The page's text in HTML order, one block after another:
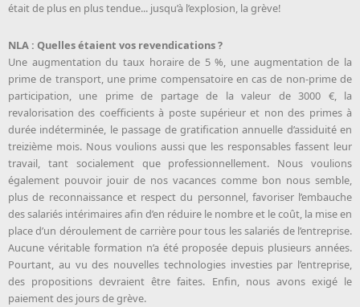
était de plus en plus tendue... jusqu’à l’explosion, la grève!
NLA : Quelles étaient vos revendications ?
Une augmentation du taux horaire de 5 %, une augmentation de la
prime de transport, une prime compensatoire en cas de non-prime de
participation, une prime de partage de la valeur de 3000 €, la
revalorisation des coefficients à poste supérieur et non des primes à
durée indéterminée, le passage de gratification annuelle d’assiduité en
treizième mois. Nous voulions aussi que les responsables fassent leur
travail, tant socialement que professionnellement. Nous voulions
également pouvoir jouir de nos vacances comme bon nous semble,
plus de reconnaissance et respect du personnel, favoriser l’embauche
des salariés intérimaires afin d’en réduire le nombre et le coût, la mise en
place d’un déroulement de carrière pour tous les salariés de l’entreprise.
Aucune véritable formation n’a été proposée depuis plusieurs années.
Pourtant, au vu des nouvelles technologies investies par l’entreprise,
des propositions devraient être faites. Enfin, nous avons exigé le
paiement des jours de grève.